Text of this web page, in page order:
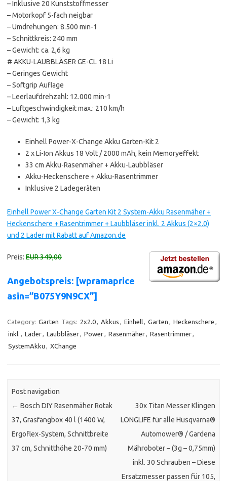
– Inklusive 20 Kunststoffmesser
– Motorkopf 5-fach neigbar
– Umdrehungen: 8.500 min-1
– Schnittkreis: 240 mm
– Gewicht: ca. 2,6 kg
# AKKU-LAUBBLÄSER GE-CL 18 Li
– Geringes Gewicht
– Softgrip Auflage
– Leerlaufdrehzahl: 12.000 min-1
– Luftgeschwindigkeit max.: 210 km/h
– Gewicht: 1,3 kg
Einhell Power-X-Change Akku Garten-Kit 2
2 x Li-Ion Akkus 18 Volt / 2000 mAh, kein Memoryeffekt
33 cm Akku-Rasenmäher + Akku-Laubbläser
Akku-Heckenschere + Akku-Rasentrimmer
Inklusive 2 Ladegeräten
Einhell Power X-Change Garten Kit 2 System-Akku Rasenmäher +
Heckenschere + Rasentrimmer + Laubbläser inkl. 2 Akkus (2×2.0)
und 2 Lader mit Rabatt auf Amazon.de
Preis: EUR 349,00
Angebotspreis: [wpramaprice
asin=”B075Y9N9CX”]
Category: Garten Tags: 2x2.0, Akkus , Einhell, Garten , Heckenschere ,
inkl. , Lader, Laubbläser, Power, Rasenmäher, Rasentrimmer,
SystemAkku , XChange
Post navigation
← Bosch DIY Rasenmäher Rotak
37, Grasfangbox 40 l (1400 W,
Ergoflex-System, Schnittbreite
37 cm, Schnitthöhe 20-70 mm)
30x Titan Messer Klingen
LONGLIFE für alle Husqvarna®
Automower® / Gardena
Mähroboter – (3g – 0,75mm)
inkl. 30 Schrauben – Diese
Ersatzmesser passen für 105,